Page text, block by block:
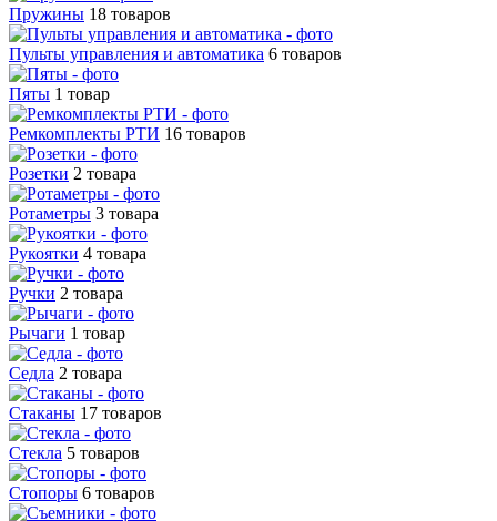
Пружины 18 товаров
Пульты управления и автоматика 6 товаров
Пяты 1 товар
Ремкомплекты РТИ 16 товаров
Розетки 2 товара
Ротаметры 3 товара
Рукоятки 4 товара
Ручки 2 товара
Рычаги 1 товар
Седла 2 товара
Стаканы 17 товаров
Стекла 5 товаров
Стопоры 6 товаров